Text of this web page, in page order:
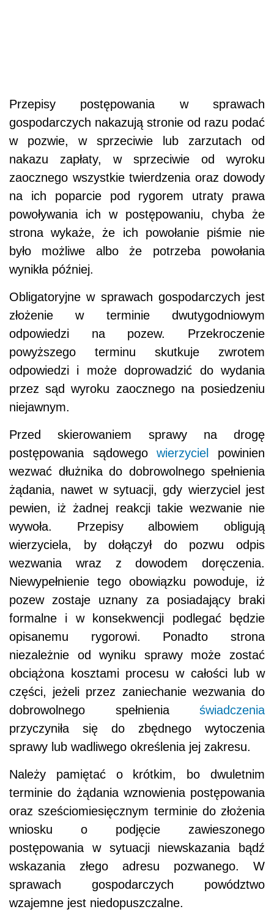
Przepisy postępowania w sprawach
gospodarczych nakazują stronie od razu podać
w pozwie, w sprzeciwie lub zarzutach od
nakazu zapłaty, w sprzeciwie od wyroku
zaocznego wszystkie twierdzenia oraz dowody
na ich poparcie pod rygorem utraty prawa
powoływania ich w postępowaniu, chyba że
strona wykaże, że ich powołanie piśmie nie
było możliwe albo że potrzeba powołania
wynikła później.
Obligatoryjne w sprawach gospodarczych jest
złożenie w terminie dwutygodniowym
odpowiedzi na pozew.
Przekroczenie
powyższego terminu skutkuje zwrotem
odpowiedzi i może doprowadzić do wydania
przez sąd wyroku zaocznego na posiedzeniu
niejawnym.
Przed skierowaniem sprawy na drogę
postępowania sądowegowierzyciel powinien
wezwać dłużnika do dobrowolnego spełnienia
żądania, nawet w sytuacji, gdy wierzyciel jest
pewien, iż żadnej reakcji takie wezwanie nie
wywoła. Przepisy albowiem obligują
wierzyciela, by dołączył do pozwu odpis
wezwania wraz z dowodem doręczenia.
Niewypełnienie tego obowiązku powoduje, iż
pozew zostaje uznany za posiadający braki
formalne i w konsekwencji podlegać będzie
opisanemu rygorowi. Ponadto strona
niezależnie od wyniku sprawy może zostać
obciążona kosztami procesu w całości lub w
części, jeżeli przez zaniechanie wezwania do
dobrowolnego spełnienia świadczenia
przyczyniła się do zbędnego wytoczenia
sprawy lub wadliwego określenia jej zakresu.
Należy pamiętać o krótkim, bo dwuletnim
terminie do żądania wznowienia postępowania
oraz sześciomiesięcznym terminie do złożenia
wniosku o podjęcie zawieszonego
postępowania w sytuacji niewskazania bądź
wskazania złego adresu pozwanego. W
sprawach gospodarczych powództwo
wzajemne jest niedopuszczalne.